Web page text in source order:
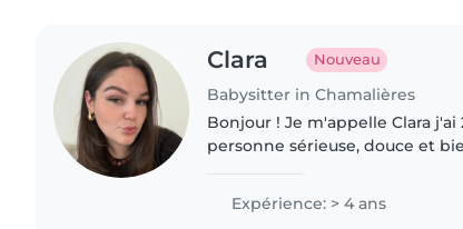
Clara Nouveau
Babysitter in Chamalières
Bonjour ! Je m'appelle Clara j'ai
personne sérieuse, douce et
des personnes en..
Expérience: > 4 ans